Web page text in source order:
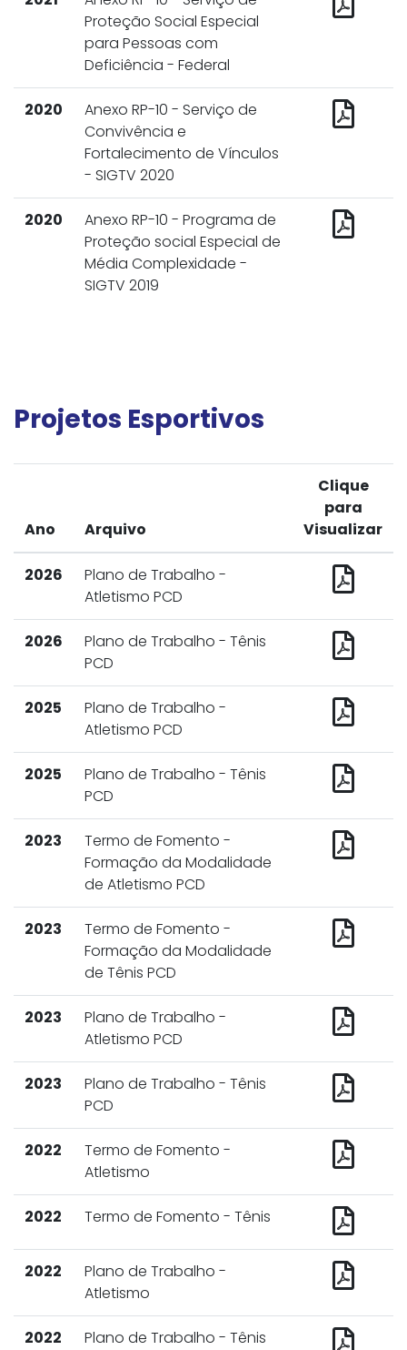
Proteção Social Especial
para Pessoas com
Deficiência - Federal
2020
Anexo RP-10 - Serviço de
Convivência e
Fortalecimento de Vínculos
- SIGTV 2020
2020
Anexo RP-10 - Programa de
Proteção social Especial de
Média Complexidade -
SIGTV 2019
Projetos Esportivos
Ano Arquivo
Clique
para
Visualizar
2026
Plano de Trabalho -
Atletismo PCD
2026
Plano de Trabalho - Tênis
PCD
2025
Plano de Trabalho -
Atletismo PCD
2025
Plano de Trabalho - Tênis
PCD
2023
Termo de Fomento -
Formação da Modalidade
de Atletismo PCD
2023
Termo de Fomento -
Formação da Modalidade
de Tênis PCD
2023
Plano de Trabalho -
Atletismo PCD
2023
Plano de Trabalho - Tênis
PCD
2022
Termo de Fomento -
Atletismo
2022 Termo de Fomento - Tênis
2022
Plano de Trabalho -
Atletismo
2022 Plano de Trabalho - Tênis